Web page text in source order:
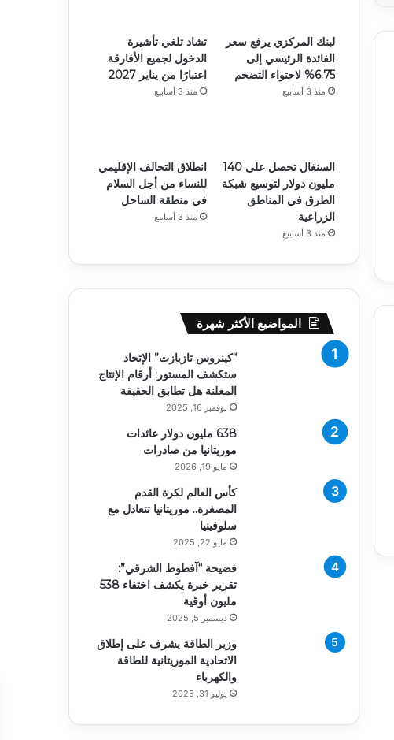
لبنك المركزي يرفع سعر
الفائدة الرئيسي إلى
6.75% لاحتواء التضخم
منذ 3 أسابيع
تشاد تلغي تأشيرة
الدخول لجميع الأفارقة
اعتبارًا من يناير 2027
منذ 3 أسابيع
السنغال تحصل على 140
مليون دولار لتوسيع شبكة
الطرق في المناطق
الزراعية
منذ 3 أسابيع
انطلاق التحالف الإقليمي
للنساء من أجل السلام
في منطقة الساحل
منذ 3 أسابيع
المواضيع الأكثر شهرة
“كينروس تازيازت” الإتحاد
ستكشف المستور: أرقام الإنتاج
المعلنة هل تطابق الحقيقة
نوفمبر 16, 2025
638 مليون دولار عائدات
موريتانيا من صادرات
مايو 19, 2026
كأس العالم لكرة القدم
المصغرة.. موريتانيا تتعادل مع
سلوفينيا
مايو 22, 2025
فضيحة “آفطوط الشرقي”:
تقرير خبرة يكشف اختفاء 538
مليون أوقية
ديسمبر 5, 2025
وزير الطاقة يشرف على إطلاق
الاتحادية الموريتانية للطاقة
والكهرباء
يوليو 31, 2025